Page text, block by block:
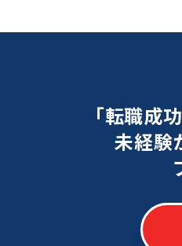
「転職成
未経験